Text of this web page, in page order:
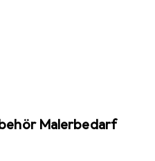
Malerbedarf